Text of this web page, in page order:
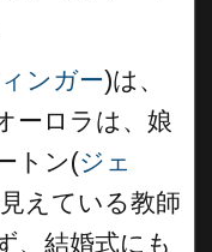
ンガー)は、
ーロラは、娘
トン(ジェ
えている教師
、結婚式にも